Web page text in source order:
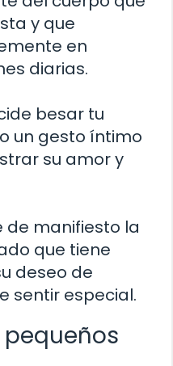
y que
en
diarias.
besar tu
un gesto íntimo
su amor y
de manifiesto la
que tiene
deseo de
sentir especial.
pequeños